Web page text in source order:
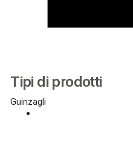
Tipi di prodotti
Guinzagli